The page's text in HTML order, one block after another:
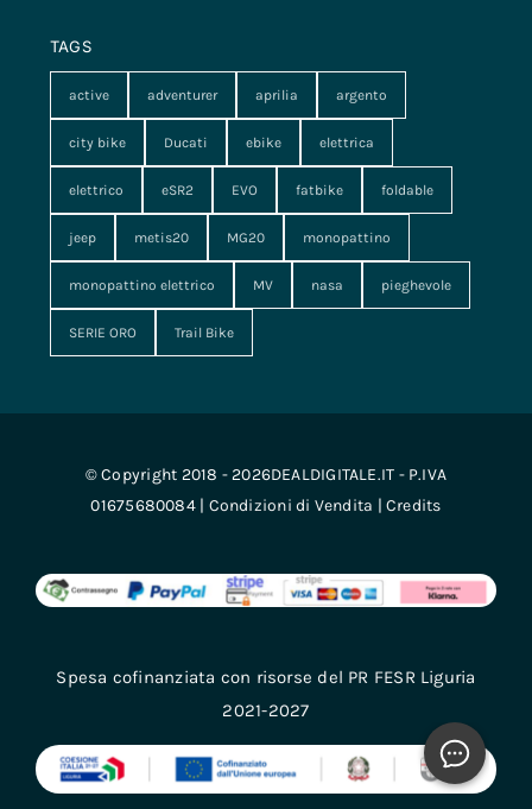
TAGS
active adventurer aprilia argento
city bike Ducati ebike elettrica
elettrico eSR2 EVO fatbike foldable
jeep metis20 MG20 monopattino
monopattino elettrico MV nasa pieghevole
SERIE ORO Trail Bike
© Copyright 2018 - 2026DEALDIGITALE.IT - P.IVA
01675680084 | Condizioni di Vendita | Credits
Spesa cofinanziata con risorse del PR FESR Liguria
2021-2027